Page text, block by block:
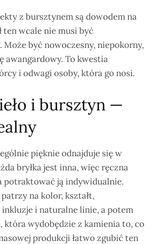
z bursztynem są dowodem na
ten wcale nie musi być
Może być nowoczesny, niepokorny,
awangardowy. To kwestia
i odwagi osoby, która go nosi.
i bursztyn —
pięknie odnajduje się w
bryłka jest inna, więc ręczna
potraktować ją indywidualnie.
na kolor, kształt,
i naturalne linie, a potem
która wydobędzie z kamienia to, co
produkcji łatwo zgubić ten